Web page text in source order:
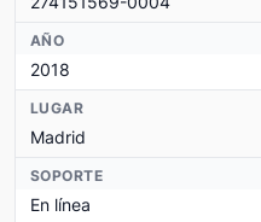
AÑO
2018
LUGAR
Madrid
SOPORTE
En línea